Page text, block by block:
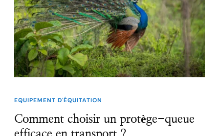
EQUIPEMENT D'ÉQUITATION
Comment choisir un protège-queue